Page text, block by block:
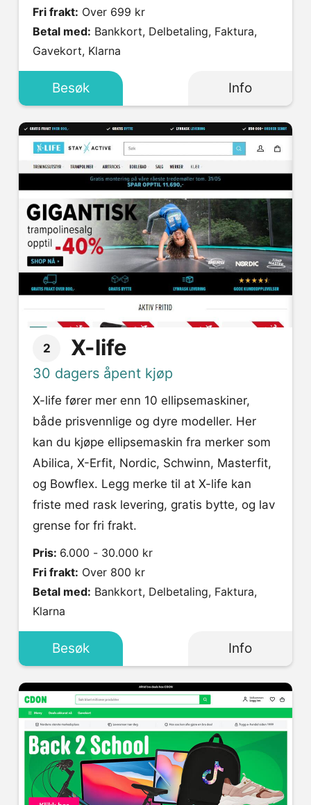
Fri frakt: Over 699 kr
Betal med:
Gavekort, Klarna
Besøk Info
2 X-life
30 dagers åpent kjøp
X-life fører mer enn 10 ellipsemaskiner,
både prisvennlige og dyre modeller. Her
kan du kjøpe ellipsemaskin fra merker som
Abilica, X-Erfit, Nordic, Schwinn, Masterfit,
og Bowflex. Legg merke til at X-life kan
friste med rask levering, gratis bytte, og lav
grense for fri frakt.
Pris: 6.000 - 30.000 kr
Fri frakt: Over 800 kr
Betal med:
Klarna
Besøk Info